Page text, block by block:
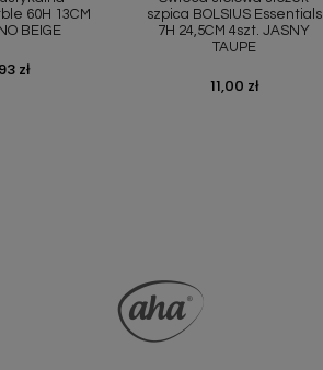
60H 13CM
BEIGE
zł
szpica BOLSIUS Essentials
7H 24,5CM 4szt. JASNY
TAUPE
Cena
11,00 zł